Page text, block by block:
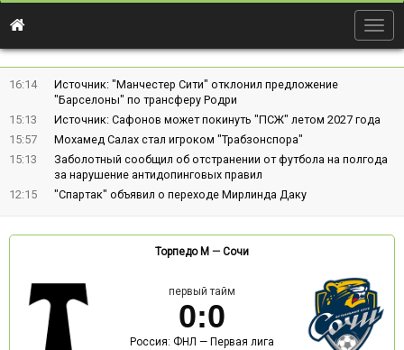
16:14
Источник: "Манчестер Сити" отклонил предложение
"Барселоны" по трансферу Родри
15:13
Источник: Сафонов может покинуть "ПСЖ" летом 2027 года
15:57
Мохамед Салах стал игроком "Трабзонспора"
15:13
Заболотный сообщил об отстранении от футбола на полгода
за нарушение антидопинговых правил
12:15
"Спартак" объявил о переходе Мирлинда Даку
Торпедо М — Сочи
первый тайм
0:0
Россия: ФНЛ — Первая лига